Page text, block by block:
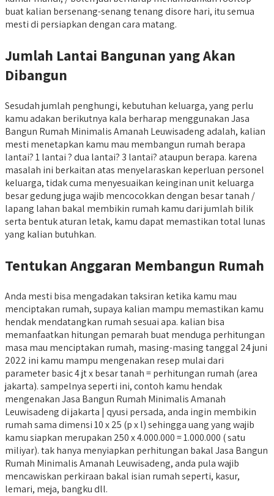
buat kalian bersenang-senang tenang disore hari, itu semua
mesti di persiapkan dengan cara matang.
Jumlah Lantai Bangunan yang Akan
Dibangun
Sesudah jumlah penghungi, kebutuhan keluarga, yang perlu
kamu adakan berikutnya kala berharap menggunakan Jasa
Bangun Rumah Minimalis Amanah Leuwisadeng adalah, kalian
mesti menetapkan kamu mau membangun rumah berapa
lantai? 1 lantai ? dua lantai? 3 lantai? ataupun berapa. karena
masalah ini berkaitan atas menyelaraskan keperluan personel
keluarga, tidak cuma menyesuaikan keinginan unit keluarga
besar gedung juga wajib mencocokkan dengan besar tanah /
lapang lahan bakal membikin rumah kamu dari jumlah bilik
serta bentuk aturan letak, kamu dapat memastikan total lunas
yang kalian butuhkan.
Tentukan Anggaran Membangun Rumah
Anda mesti bisa mengadakan taksiran ketika kamu mau
menciptakan rumah, supaya kalian mampu memastikan kamu
hendak mendatangkan rumah sesuai apa. kalian bisa
memanfaatkan hitungan pemarah buat menduga perhitungan
masa mau menciptakan rumah, masing-masing tanggal 24 juni
2022 ini kamu mampu mengenakan resep mulai dari
parameter basic 4 jt x besar tanah = perhitungan rumah (area
jakarta). sampelnya seperti ini, contoh kamu hendak
mengenakan Jasa Bangun Rumah Minimalis Amanah
Leuwisadeng di jakarta | qyusi persada, anda ingin membikin
rumah sama dimensi 10 x 25 (p x l) sehingga uang yang wajib
kamu siapkan merupakan 250 x 4.000.000 = 1.000.000 ( satu
miliyar). tak hanya menyiapkan perhitungan bakal Jasa Bangun
Rumah Minimalis Amanah Leuwisadeng, anda pula wajib
mencawiskan perkiraan bakal isian rumah seperti, kasur,
lemari, meja, bangku dll.